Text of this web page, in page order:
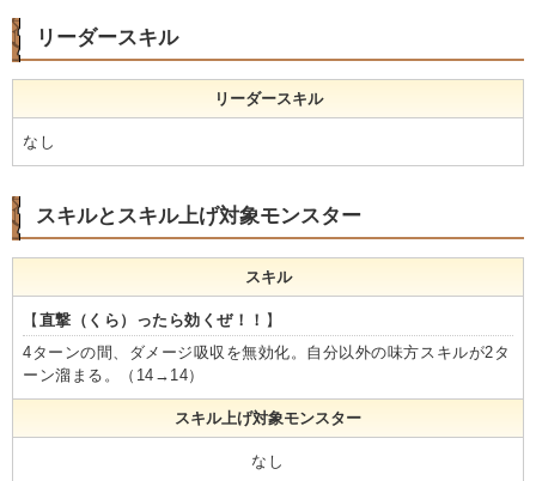
リーダースキル
リーダースキル
なし
スキルとスキル上げ対象モンスター
スキル
【 直撃（くら）ったら効くぜ！！ 】
4ターンの間、ダメージ吸収を無効化。自分以外の味方スキルが2タ
ーン溜まる。（14→14）
スキル上げ対象モンスター
なし